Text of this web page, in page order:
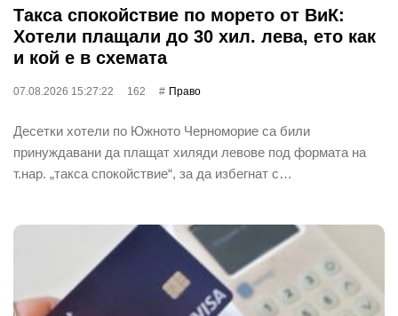
Такса спокойствие по морето от ВиК:
Хотели плащали до 30 хил. лева, ето как
и кой е в схемата
07.08.2026 15:27:22 162 Право
Десетки хотели по Южното Черноморие са били
принуждавани да плащат хиляди левове под формата на
т.нар. „такса спокойствие“, за да избегнат с…